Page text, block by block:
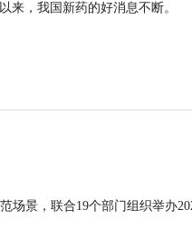
，我国新药的好消息不断。
场景，联合19个部门组织举办